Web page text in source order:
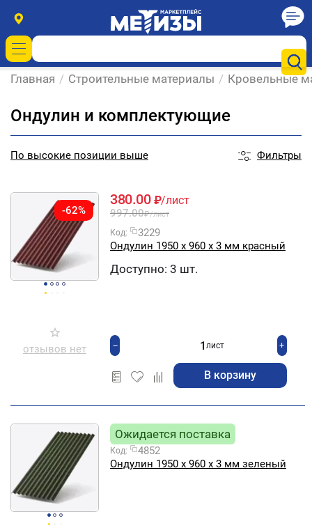
Главная / Строительные материалы / Кровельные
Ондулин и комплектующие
По высокие позиции выше Фильтры
-62%
отзывов нет
380.00 ₽/лист
997.00₽/лист
Код:
3229
Ондулин 1950 х 960 х 3 мм красный
Доступно: 3 шт.
+
лист
−
В корзину
Ожидается поставка
Код:
4852
Ондулин 1950 х 960 х 3 мм зеленый